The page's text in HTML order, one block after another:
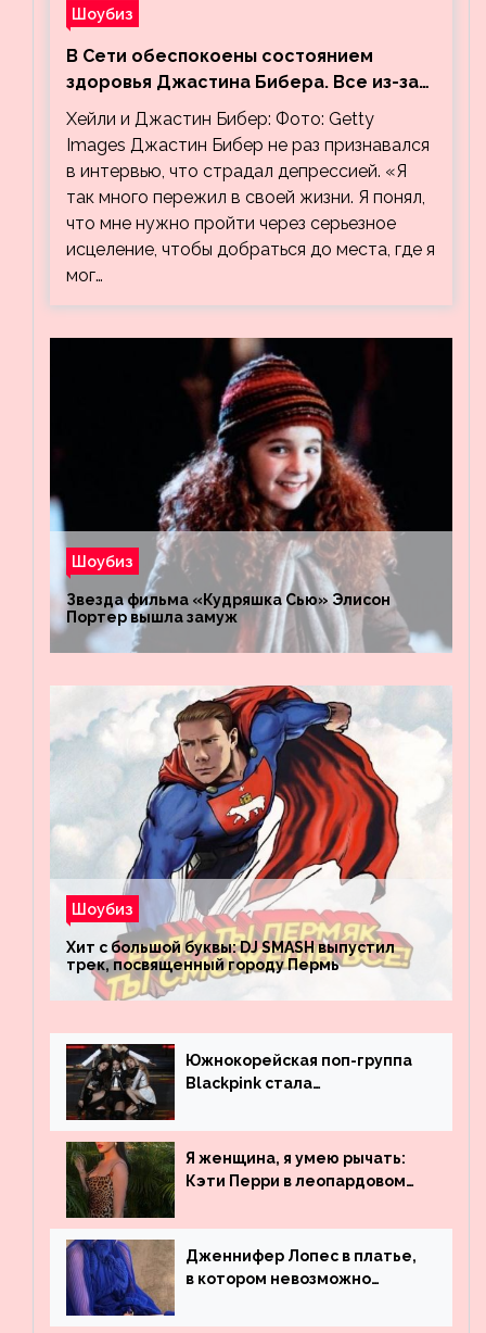
Шоубиз
В Сети обеспокоены состоянием
здоровья Джастина Бибера. Все из-за
видео, на котором его успокаивает
Хейли
Хейли и Джастин Бибер: Фото: Getty
Images Джастин Бибер не раз признавался
в интервью, что страдал депрессией. «Я
так много пережил в своей жизни. Я понял,
что мне нужно пройти через серьезное
исцеление, чтобы добраться до места, где я
мог…
Шоубиз
Звезда фильма «Кудряшка Сью» Элисон
Портер вышла замуж
Шоубиз
Хит с большой буквы: DJ SMASH выпустил
трек, посвященный городу Пермь
Южнокорейская поп-группа
Blackpink стала
просмотрам на YouTube. Они
обогнали даже Джастина
Бибера
Я женщина, я умею рычать:
Кэти Перри в леопардовом
Дженнифер Лопес в платье,
в котором невозможно